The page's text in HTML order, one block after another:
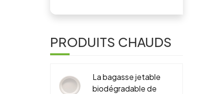
PRODUITS CHAUDS
La bagasse jetable
biodégradable de